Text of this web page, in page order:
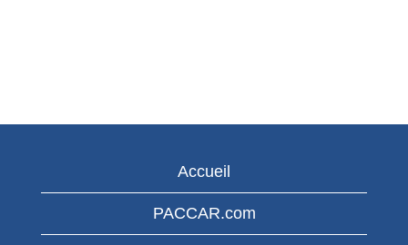
Accueil
PACCAR.com